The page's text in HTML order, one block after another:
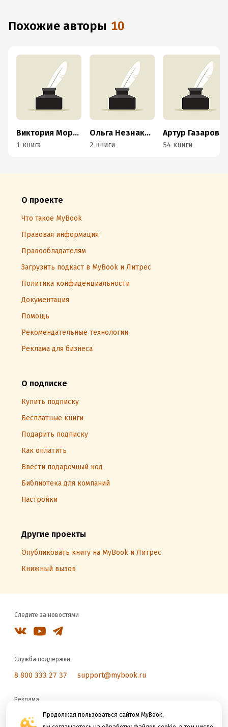
Продолжая пользоваться сайтом MyBook,
Похожие авторы 10
Виктория Морозова
1 книга
Ольга Незнакомцева
2 книги
Артур Газаров
54 книги
О проекте
Что такое MyBook
Правовая информация
Правообладателям
Загрузить подкаст в MyBook и Литрес
Политика конфиденциальности
Документация
Помощь
Рекомендательные технологии
Реклама для бизнеса
О подписке
Купить подписку
Бесплатные книги
Подарить подписку
Как оплатить
Ввести подарочный код
Библиотека для компаний
Настройки
Другие проекты
Опубликовать книгу на MyBook и Литрес
Книжный вызов
Следите за новостями
Служба поддержки
8 800 333 27 37 support@mybook.ru
Реклама
reklama@litres.ru